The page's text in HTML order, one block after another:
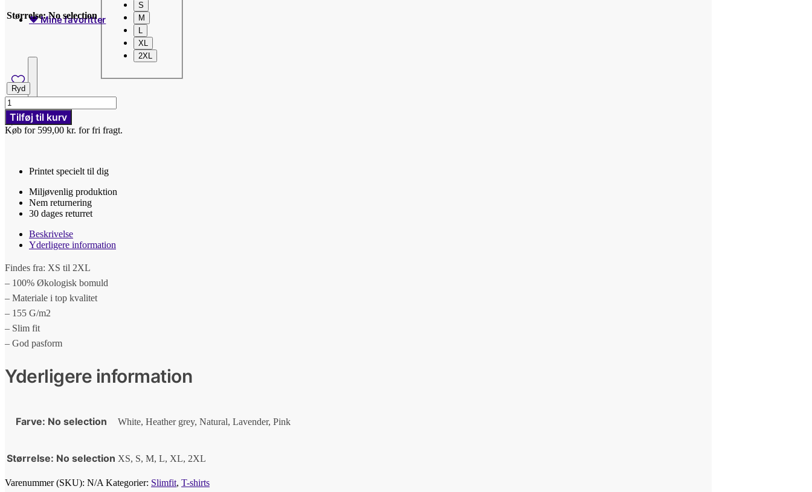
♥ Mine favoritter
0,00kr. 0
Størrelse: No selection
S
M
L
XL
2XL
Ryd
Good
guys
-
T-
Tilføj til kurv
Køb for 599,00 kr. for fri fragt.
Printet specielt til dig
Miljøvenlig produktion
Nem returnering
30 dages returret
Beskrivelse
Yderligere information
Findes fra: XS til 2XL
– 100% Økologisk bomuld
– Materiale i top kvalitet
– 155 G/m2
– Slim fit
– God pasform
Yderligere information
Farve: No selection White, Heather grey, Natural, Lavender, Pink
Størrelse: No selection XS, S, M, L, XL, 2XL
Varenummer (SKU): N/A Kategorier: Slimfit, T-shirts